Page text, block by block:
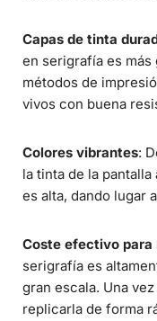
Capas de tinta
en serigrafía es
métodos de
vivos con buena
Colores vibrantes:
la tinta de la
es alta, dando lugar
Coste efectivo para
serigrafía es
gran escala. Una
replicarla de forma